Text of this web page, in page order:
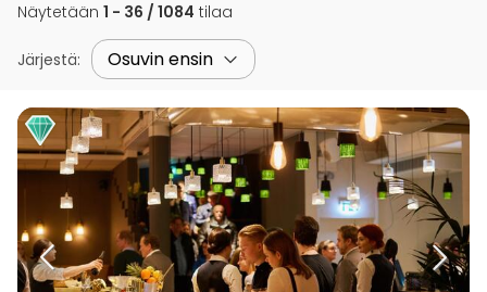
Kirjaudu
Suomi
Ilmoita kohteesi
Näytetään 1 - 36 / 1084 tilaa
Järjestä: